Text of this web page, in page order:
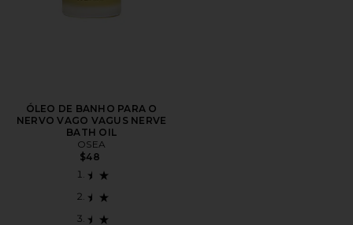
ÓLEO DE BANHO PARA O
NERVO VAGO VAGUS NERVE
BATH OIL
OSEA
$48